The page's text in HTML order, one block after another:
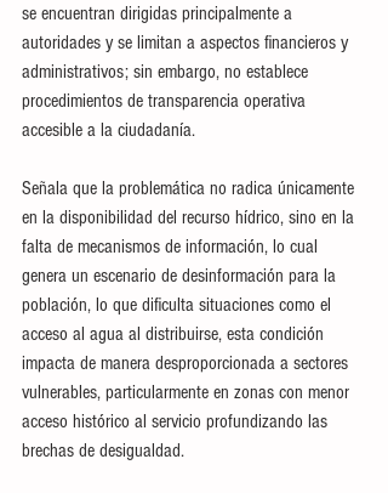
se encuentran dirigidas principalmente a
autoridades y se limitan a aspectos financieros y
administrativos; sin embargo, no establece
procedimientos de transparencia operativa
accesible a la ciudadanía.
Señala que la problemática no radica únicamente
en la disponibilidad del recurso hídrico, sino en la
falta de mecanismos de información, lo cual
genera un escenario de desinformación para la
población, lo que dificulta situaciones como el
acceso al agua al distribuirse, esta condición
impacta de manera desproporcionada a sectores
vulnerables, particularmente en zonas con menor
acceso histórico al servicio profundizando las
brechas de desigualdad.